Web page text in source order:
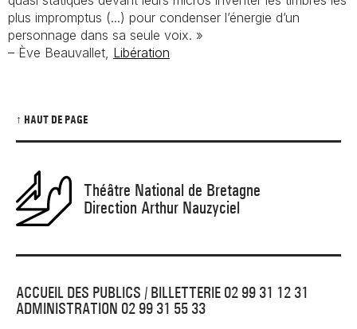
plus impromptus (...) pour condenser l’énergie d’un
personnage dans sa seule voix. »
– Ève Beauvallet, Libération
↑ HAUT DE PAGE
Théâtre National de Bretagne
Direction Arthur Nauzyciel
ACCUEIL DES PUBLICS / BILLETTERIE 02 99 31 12 31
ADMINISTRATION 02 99 31 55 33